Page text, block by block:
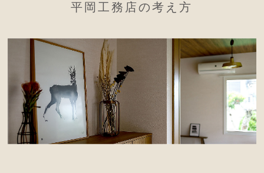
平岡工務店の考え方